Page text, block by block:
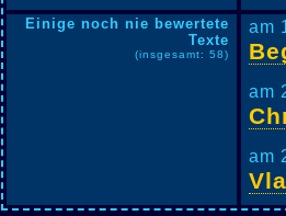
Einige noch nie bewertete
Texte
(insgesamt: 58)
am
am
am